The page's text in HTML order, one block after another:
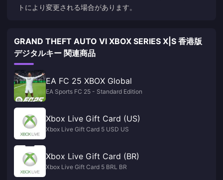
トにより変更される場合があります。
GRAND THEFT AUTO VI XBOX SERIES X|S 香港版
デジタルキー 関連商品
EA FC 25 XBOX Global
EA Sports FC 25 - Standard Edition
Xbox Live Gift Card (US)
Xbox Live Gift Card 5 USD US
Xbox Live Gift Card (BR)
Xbox Live Gift Card 5 BRL BR